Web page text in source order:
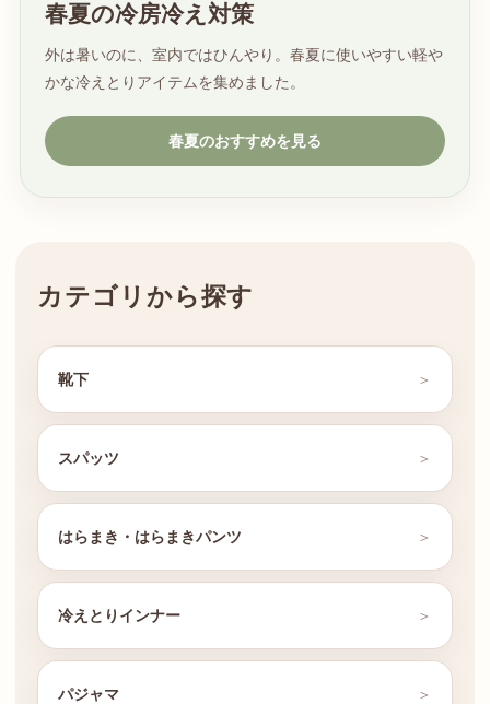
春夏の冷房冷え対策
外は暑いのに、室内ではひんやり。春夏に使いやすい軽や
かな冷えとりアイテムを集めました。
春夏のおすすめを見る
カテゴリから探す
靴下
スパッツ
はらまき・はらまきパンツ
冷えとりインナー
パジャマ